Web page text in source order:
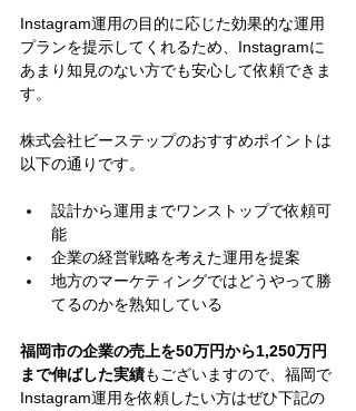
Instagram運用の目的に応じた効果的な運用
プランを提示してくれるため、Instagramに
あまり知見のない方でも安心して依頼できま
す。
株式会社ビーステップのおすすめポイントは
以下の通りです。
設計から運用までワンストップで依頼可
能
企業の経営戦略を考えた運用を提案
地方のマーケティングではどうやって勝
てるのかを熟知している
福岡市の企業の売上を50万円から1,250万円
まで伸ばした実績もございますので、福岡で
Instagram運用を依頼したい方はぜひ下記の